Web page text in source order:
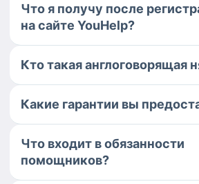
Что я получу после
на сайте YouHelp?
Кто такая англоговорящая
Какие гарантии вы
Что входит в обязанности
помощников?